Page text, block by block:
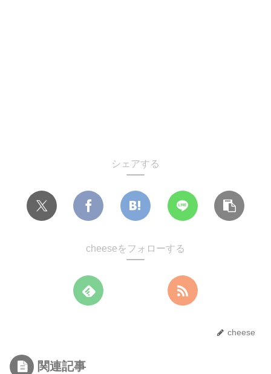
シェアする
cheeseをフォローする
cheese
関連記事